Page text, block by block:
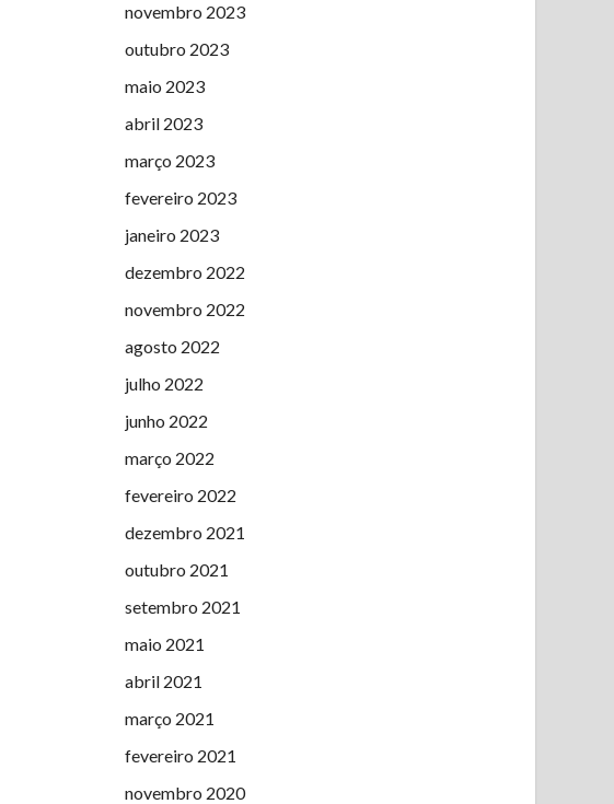
novembro 2023
outubro 2023
maio 2023
abril 2023
março 2023
fevereiro 2023
janeiro 2023
dezembro 2022
novembro 2022
agosto 2022
julho 2022
junho 2022
março 2022
fevereiro 2022
dezembro 2021
outubro 2021
setembro 2021
maio 2021
abril 2021
março 2021
fevereiro 2021
novembro 2020